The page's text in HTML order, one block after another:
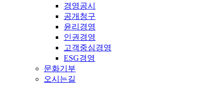
경영공시
공개청구
윤리경영
인권경영
고객중심경영
ESG경영
문화기부
오시는길